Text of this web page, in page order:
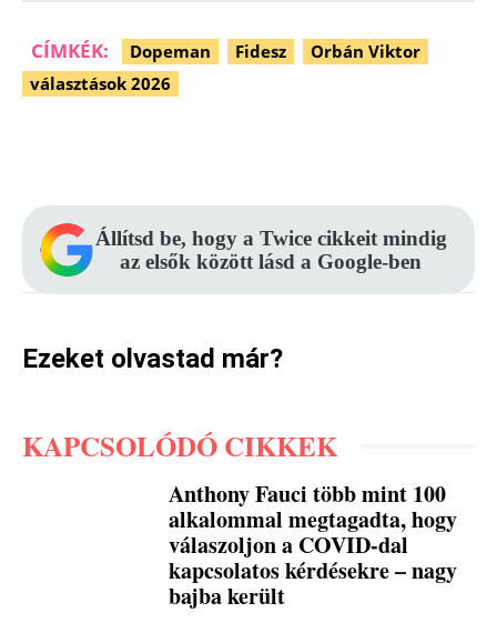
CÍMKÉK: Dopeman Fidesz
Orbán Viktor
választások 2026
Állítsd be, hogy a Twice cikkeit mindig
az elsők között lásd a Google-ben
Ezeket olvastad már?
KAPCSOLÓDÓ CIKKEK
Anthony Fauci több mint 100
alkalommal megtagadta, hogy
válaszoljon a COVID-dal
kapcsolatos kérdésekre – nagy
bajba került